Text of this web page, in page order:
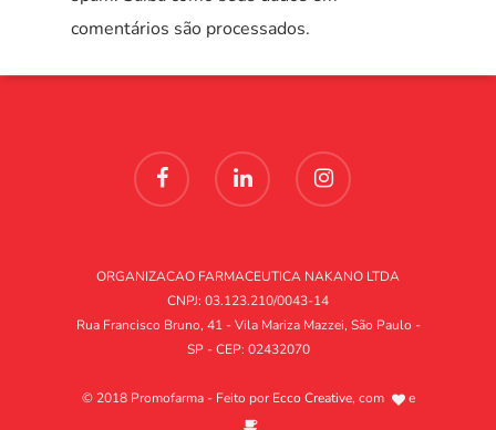
comentários são processados.
ORGANIZACAO FARMACEUTICA NAKANO LTDA
CNPJ: 03.123.210/0043-14
Rua Francisco Bruno, 41 - Vila Mariza Mazzei, São Paulo -
SP - CEP: 02432070
© 2018 Promofarma - Feito por Ecco Creative, com e